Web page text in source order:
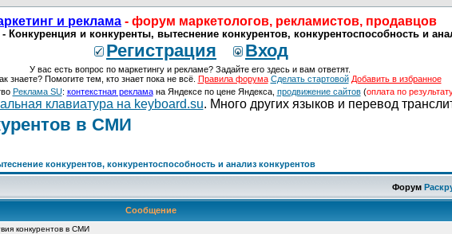
и реклама - форум маркетологов, рекламистов, продавцов
Конкуренция и конкуренты, вытеснение конкурентов, конкурентоспособность и
Регистрация Вход
У вас есть вопрос по маркетингу и рекламе? Задайте его здесь и вам ответят.
знаете? Помогите тем, кто знает пока не всё. Правила форума Сделать стартовой Добавить в избранное
Реклама SU: контекстная рекламана Яндексе по цене Яндекса, продвижение сайтов(оплата по
клавиатура на keyboard.su. Много других языков и перевод
в СМИ
конкурентов, конкурентоспособность и анализ конкурентов
Форум
Сообщение
конкурентов в СМИ